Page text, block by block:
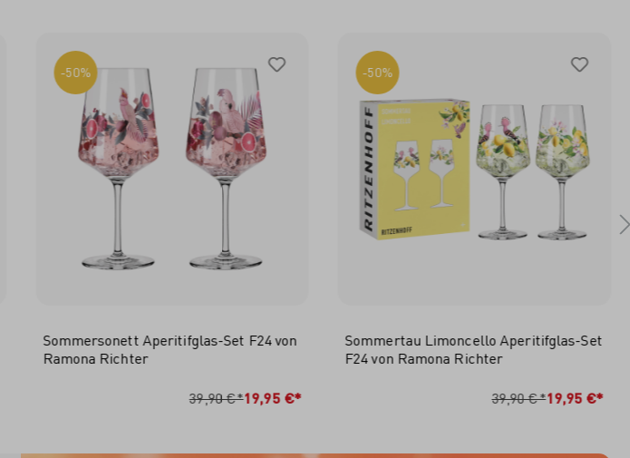
-50%
Sommersonett Aperitifglas-Set F24 von
Ramona Richter
39,90 €*19,95 €*
-50%
Sommertau Limoncello Aperitifglas-Set
F24 von Ramona Richter
39,90 €*19,95 €*